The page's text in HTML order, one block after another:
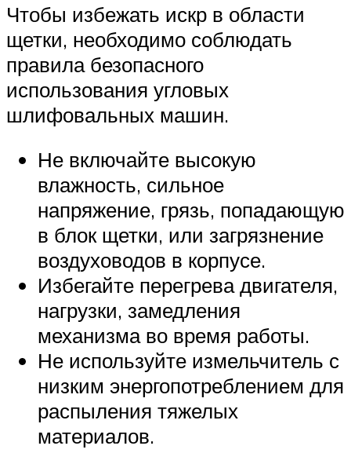
Чтобы избежать искр в области
щетки, необходимо соблюдать
правила безопасного
использования угловых
шлифовальных машин.
Не включайте высокую
влажность, сильное
напряжение, грязь, попадающую
в блок щетки, или загрязнение
воздуховодов в корпусе.
Избегайте перегрева двигателя,
нагрузки, замедления
механизма во время работы.
Не используйте измельчитель с
низким энергопотреблением для
распыления тяжелых
материалов.